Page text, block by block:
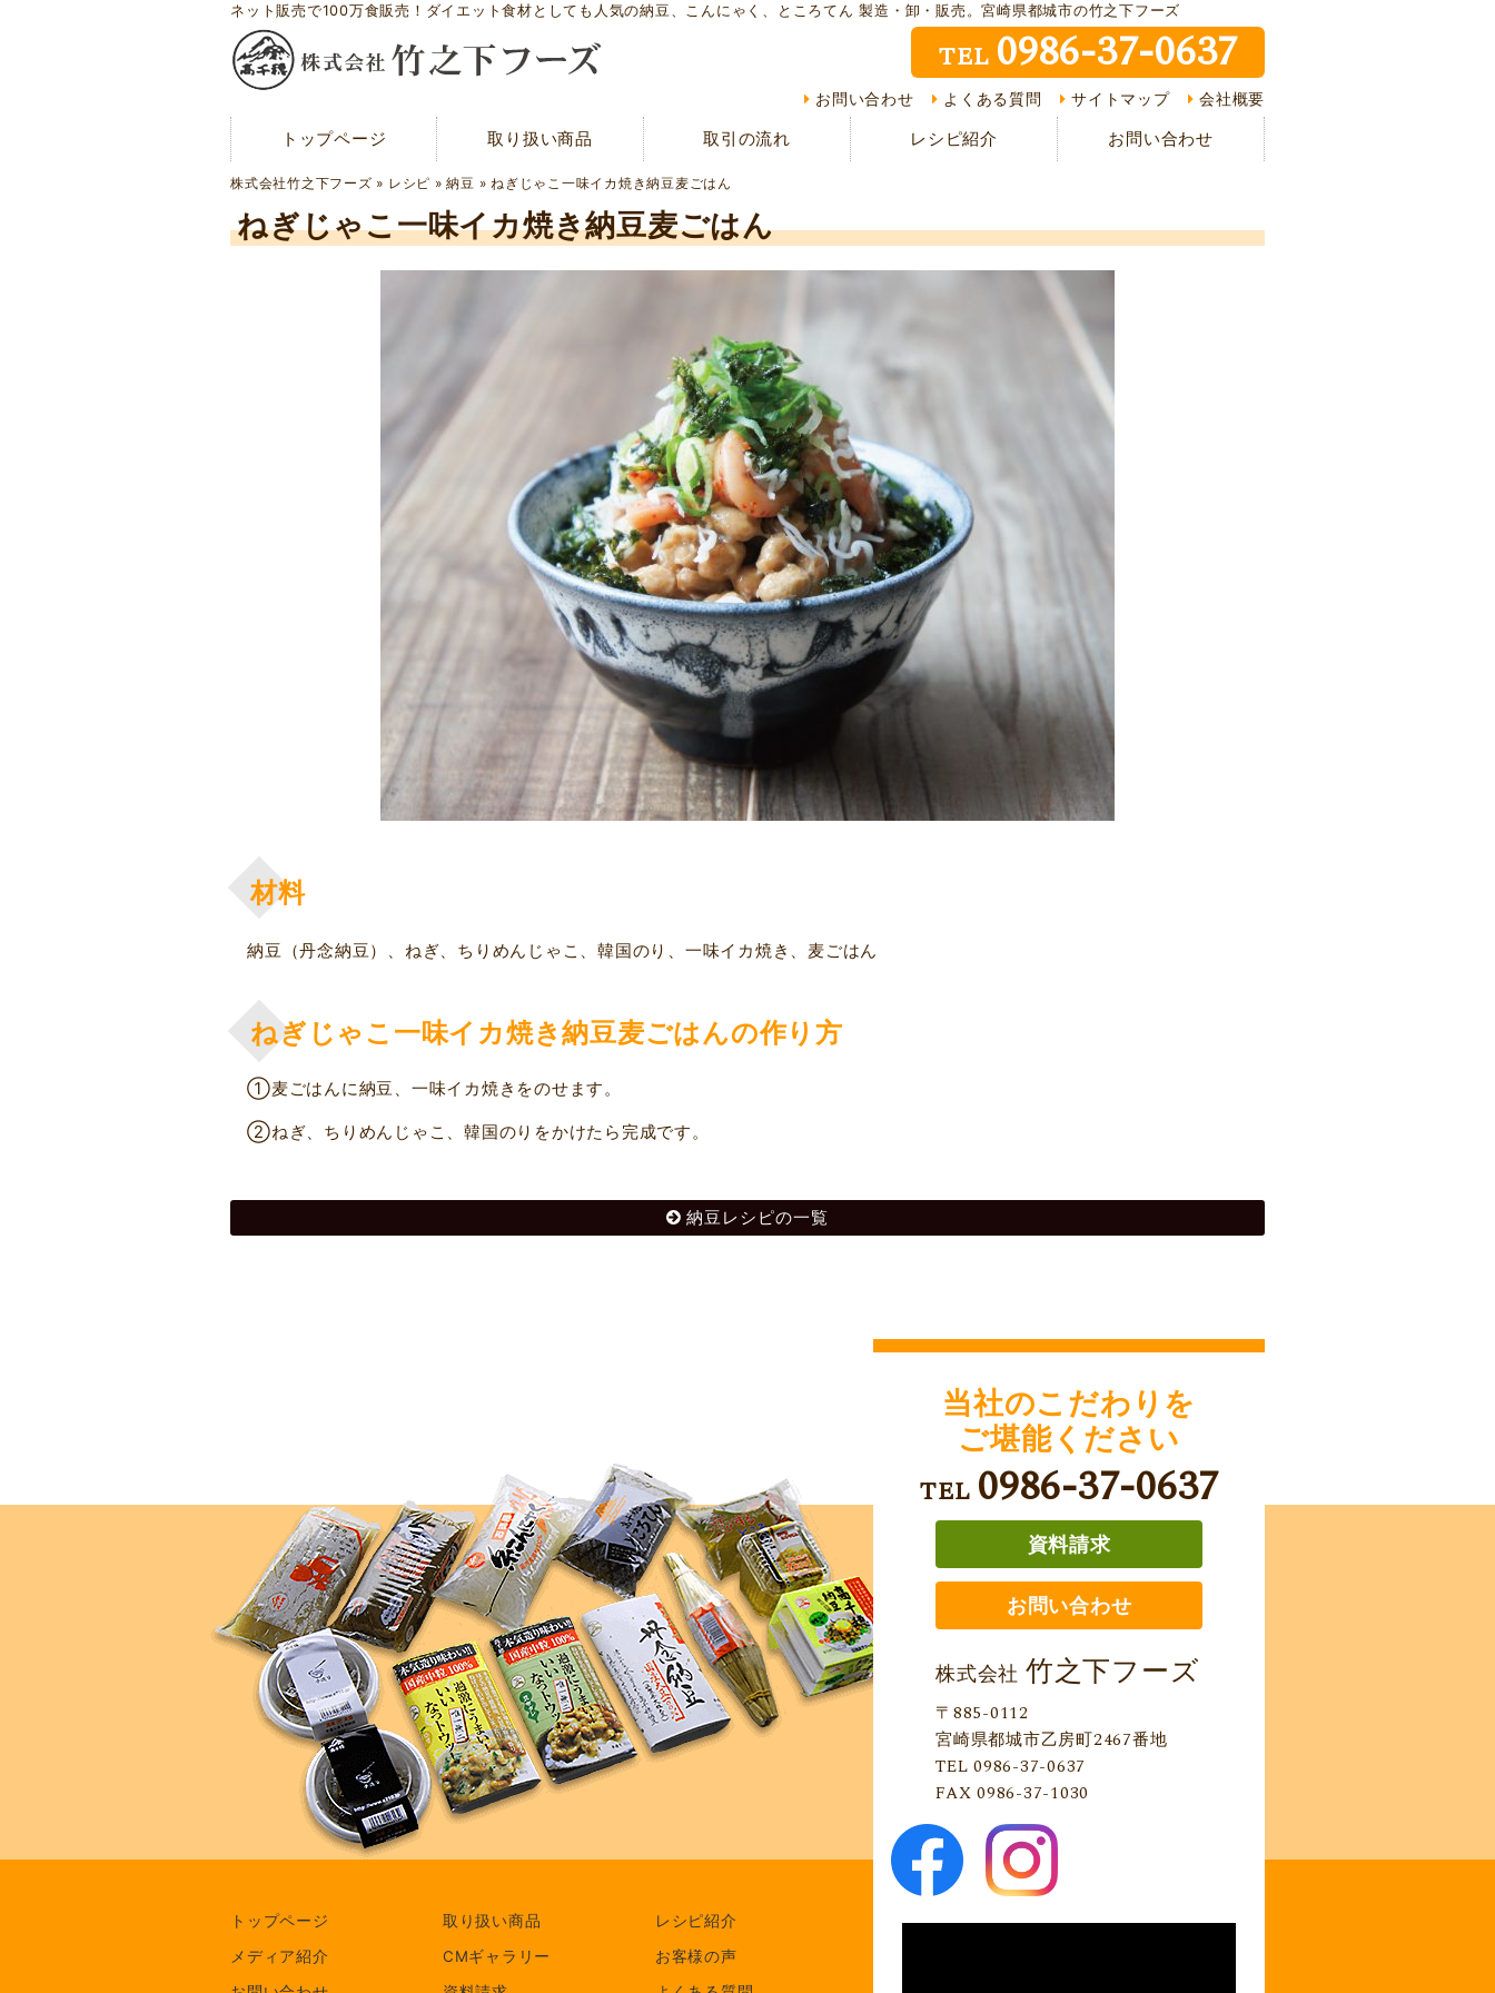
ネット販売で100万食販売！ダイエット食材としても人気の納豆、こんにゃく、ところてん 製造・卸・販売。宮崎県都城市の竹之下フーズ
TEL 0986-37-0637
お問い合わせ よくある質問 サイトマップ 会社概要
トップページ 取り扱い商品 取引の流れ レシピ紹介 お問い合わせ
株式会社竹之下フーズ » レシピ »納豆 » ねぎじゃこ一味イカ焼き納豆麦ごはん
ねぎじゃこ一味イカ焼き納豆麦ごはん
材料
納豆（丹念納豆）、ねぎ、ちりめんじゃこ、韓国のり、一味イカ焼き、麦ごはん
ねぎじゃこ一味イカ焼き納豆麦ごはんの作り方
①麦ごはんに納豆、一味イカ焼きをのせます。
②ねぎ、ちりめんじゃこ、韓国のりをかけたら完成です。
納豆レシピの一覧
当社のこだわりを
ご堪能ください
TEL 0986-37-0637
資料請求
お問い合わせ
株式会社 竹之下フーズ
〒885-0112
宮崎県都城市乙房町2467番地
TEL 0986-37-0637
FAX 0986-37-1030
トップページ 取り扱い商品
レシピ紹介
メディア紹介
CMギャラリー
お客様の声
トップページ レシピ紹介
メディア紹介 CMギャラリー お客様の声
会社概要 現在の取り組み 取引の流れ
サイトマップ プライバシーポリシー